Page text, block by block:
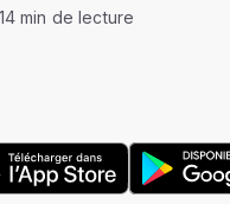
14 min de lecture